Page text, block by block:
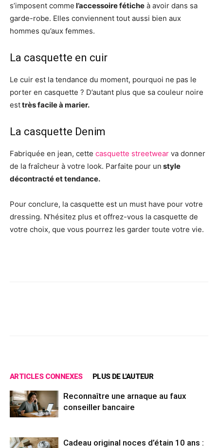
s’imposent comme l’accessoire fétiche à avoir dans sa
garde-robe. Elles conviennent tout aussi bien aux
hommes qu’aux femmes.
La casquette en cuir
Le cuir est la tendance du moment, pourquoi ne pas le
porter en casquette ? D’autant plus que sa couleur noire
esttrès facile à marier.
La casquette Denim
Fabriquée en jean, cette casquette streetwear va donner
de la fraîcheur à votre look. Parfaite pour un style
décontracté et tendance.
Pour conclure, la casquette est un must have pour votre
dressing. N’hésitez plus et offrez-vous la casquette de
votre choix, que vous pourrez les garder toute votre vie.
ARTICLES CONNEXES PLUS DE L'AUTEUR
Reconnaître une arnaque au faux
conseiller bancaire
Cadeau original noces d’étain 10 ans :